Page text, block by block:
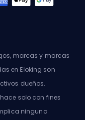
marcas y marcas
en Eloking son
dueños.
solo con fines
ninguna